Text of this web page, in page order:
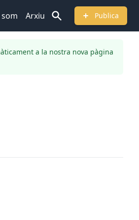
Arxiu Publica
a la nostra nova pàgina